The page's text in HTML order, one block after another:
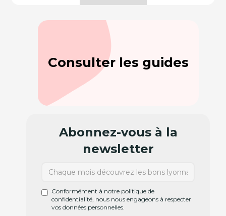
Consulter les guides
Abonnez-vous à la
newsletter
Conformément à notre politique de
confidentialité, nous nous engageons à respecter
vos données personnelles.